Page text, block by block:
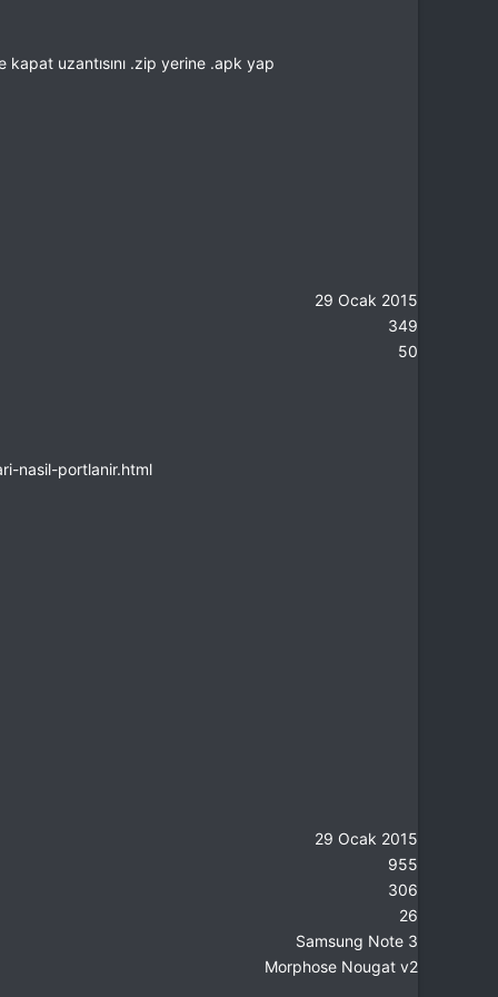
uzantısını .zip yerine .apk yap
29 Ocak 2015
349
50
nasil-portlanir.html
29 Ocak 2015
955
306
26
Samsung Note 3
Morphose Nougat v2